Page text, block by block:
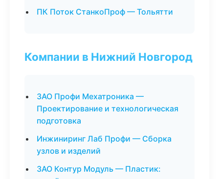
ПК Поток СтанкоПроф — Тольятти
Компании в Нижний Новгород
ЗАО Профи Мехатроника —
Проектирование и технологическая
подготовка
Инжиниринг Лаб Профи — Сборка
узлов и изделий
ЗАО Контур Модуль — Пластик: